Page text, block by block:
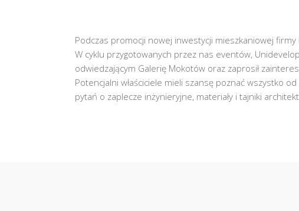
Podczas promocji nowej inwestycji mieszkaniowej
W cyklu przygotowanych przez nas eventów,
odwiedzającym Galerię Mokotów oraz zaprosił
Potencjalni właściciele mieli szansę poznać wszystko
pytań o zaplecze inżynieryjne, materiały i tajniki